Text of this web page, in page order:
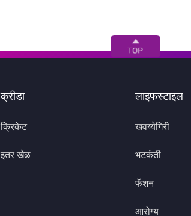
क्रीडा
क्रिकेट
इतर खेळ
लाइफस्टाइल
खवय्येगिरी
भटकंती
फॅशन
आरोग्य